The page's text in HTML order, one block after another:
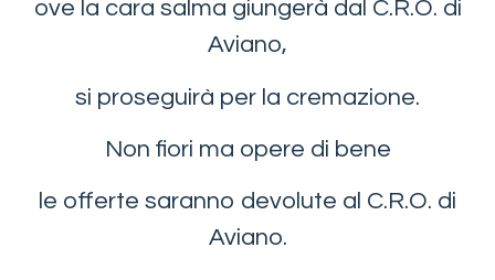
ove la cara salma giungerà dal C.R.O. di
Aviano,
si proseguirà per la cremazione.
Non fiori ma opere di bene
le offerte saranno devolute al C.R.O. di
Aviano.